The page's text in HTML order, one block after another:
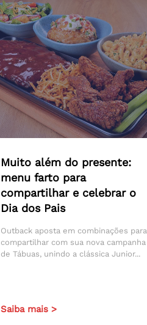
Muito além do presente:
menu farto para
compartilhar e celebrar o
Dia dos Pais
Outback aposta em combinações para
compartilhar com sua nova campanha
de Tábuas, unindo a clássica Junior...
Saiba mais >